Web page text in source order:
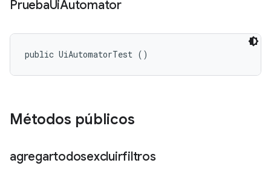
PruebaUiAutomator
public UiAutomatorTest ()
Métodos públicos
agregartodosexcluirfiltros